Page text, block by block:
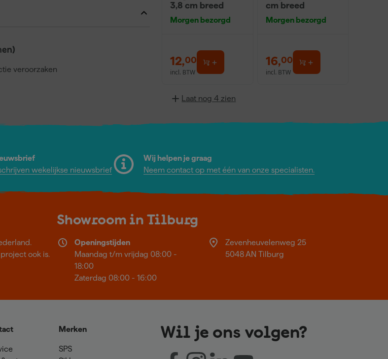
veroorzaken
3,8 cm breed
Morgen bezorgd
12,00
incl. BTW
cm breed
Morgen bezorgd
16,00
incl. BTW
Laat nog 4 zien
wekelijkse nieuwsbrief
Wij helpen je graag
Neem contact op met één van onze specialisten.
ook is.
Showroom in Tilburg
Openingstijden
Maandag t/m vrijdag 08:00 -
18:00
Zaterdag 08:00 - 16:00
Zevenheuvelenweg 25
5048 AN Tilburg
Merken
SPS
Wil je ons volgen?